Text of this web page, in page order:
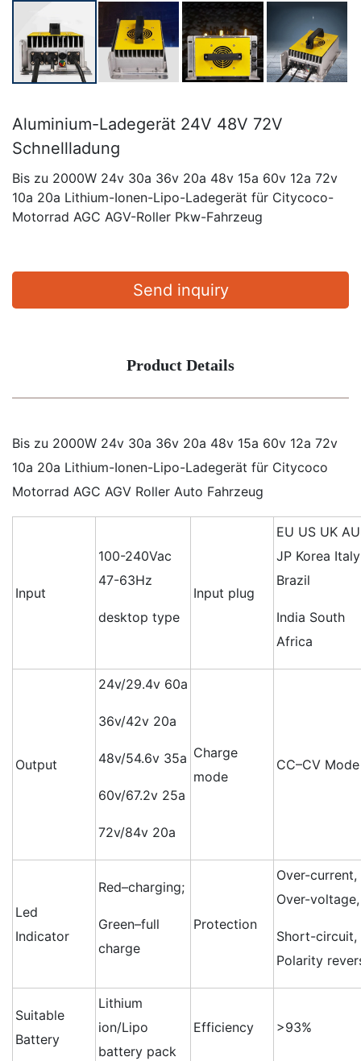
Aluminium-Ladegerät 24V 48V 72V
Schnellladung
Bis zu 2000W 24v 30a 36v 20a 48v 15a 60v 12a 72v
10a 20a Lithium-Ionen-Lipo-Ladegerät für Citycoco-
Motorrad AGC AGV-Roller Pkw-Fahrzeug
Send inquiry
Product Details
Bis zu 2000W 24v 30a 36v 20a 48v 15a 60v 12a 72v
10a 20a Lithium-Ionen-Lipo-Ladegerät für Citycoco
Motorrad AGC AGV Roller Auto Fahrzeug
Input
100-240Vac
47-63Hz
desktop type
Input plug
EU US UK
JP Korea Italy
Brazil
India South
Africa
Output
24v/29.4v 60a
36v/42v 20a
48v/54.6v 35a
60v/67.2v 25a
72v/84v 20a
Charge
mode
CC–CV Mode
Led
Indicator
Red–charging;
Green–full
charge
Protection
Over-current,
Over-voltage,
Short-circuit,
Polarity
Suitable
Battery
Lithium
ion/Lipo
battery pack
Efficiency >93%